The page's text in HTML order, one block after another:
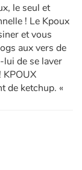
le seul et
! Le Kpoux
et vous
aux vers de
lui de se laver
KPOUX
de ketchup. «